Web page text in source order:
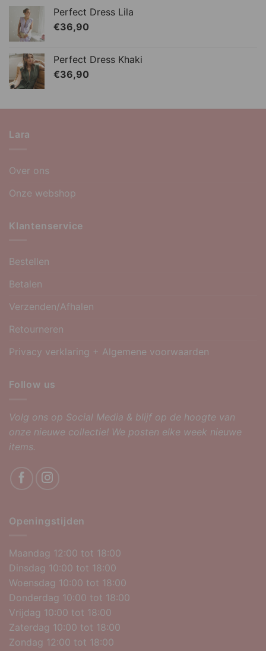
Perfect Dress Lila
€36,90
Perfect Dress Khaki
€36,90
Lara
Over ons
Onze webshop
Klantenservice
Bestellen
Betalen
Verzenden/Afhalen
Retourneren
Privacy verklaring + Algemene voorwaarden
Follow us
Volg ons op Social Media & blijf op de hoogte van
onze nieuwe collectie! We posten elke week nieuwe
items.
Openingstijden
Maandag 12:00 tot 18:00
Dinsdag 10:00 tot 18:00
Woensdag 10:00 tot 18:00
Donderdag 10:00 tot 18:00
Vrijdag 10:00 tot 18:00
Zaterdag 10:00 tot 18:00
Zondag 12:00 tot 18:00